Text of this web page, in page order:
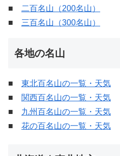
■
二百名山（200名山）
■ 三百名山（300名山）
各地の名山
■ 東北百名山の一覧・天気
■ 関西百名山の一覧・天気
■ 九州百名山の一覧・天気
■ 花の百名山の一覧・天気